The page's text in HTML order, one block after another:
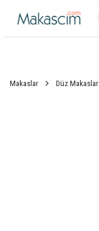
Makaslar Düz Makaslar